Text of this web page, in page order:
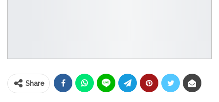
Share